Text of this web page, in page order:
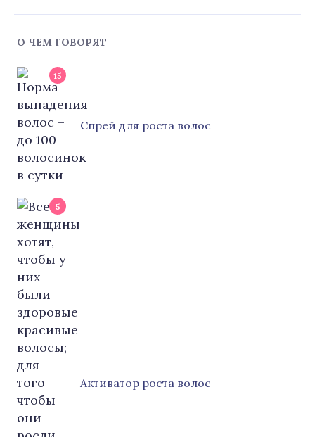
О ЧЕМ ГОВОРЯТ
15
Cпрей для роста волос
5
Активатор роста волос